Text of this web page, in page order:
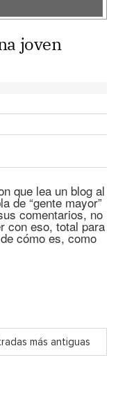
joven
que lea un blog al
de “gente mayor”
comentarios, no
con eso, total para
cómo es, como
más antiguas